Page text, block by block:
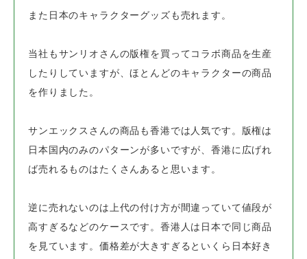
また日本のキャラクターグッズも売れます。
当社もサンリオさんの版権を買ってコラボ商品を生産
したりしていますが、ほとんどのキャラクターの商品
を作りました。
サンエックスさんの商品も香港では人気です。 版権は
日本国内のみのパターンが多いですが、香港に広げれ
ば売れるものはたくさんあると思います。
逆に売れないのは上代の付け方が間違っていて値段が
高すぎるなどのケースです。 香港人は日本で同じ商品
を見ています。価格差が大きすぎるといくら日本好き